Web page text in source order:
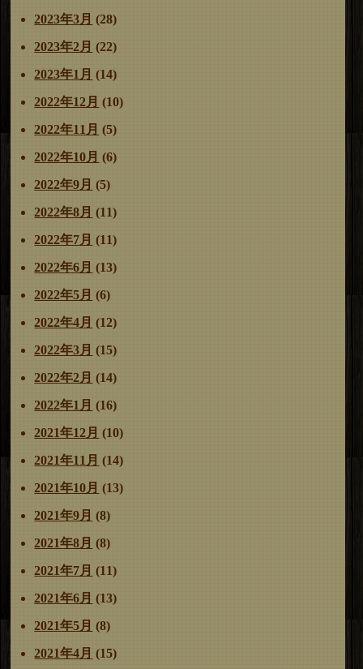
2023年3月 (28)
2023年2月 (22)
2023年1月 (14)
2022年12月 (10)
2022年11月 (5)
2022年10月 (6)
2022年9月 (5)
2022年8月 (11)
2022年7月 (11)
2022年6月 (13)
2022年5月 (6)
2022年4月 (12)
2022年3月 (15)
2022年2月 (14)
2022年1月 (16)
2021年12月 (10)
2021年11月 (14)
2021年10月 (13)
2021年9月 (8)
2021年8月 (8)
2021年7月 (11)
2021年6月 (13)
2021年5月 (8)
2021年4月 (15)